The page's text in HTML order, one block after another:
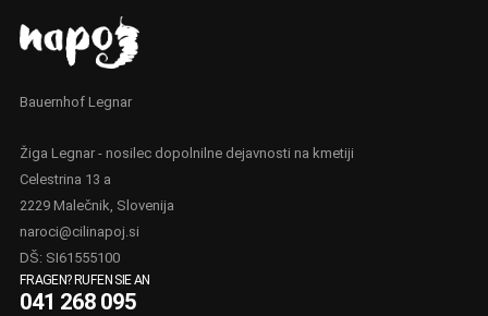
Bauernhof Legnar
Žiga Legnar - nosilec dopolnilne dejavnosti na kmetiji
Celestrina 13 a
2229 Malečnik, Slovenija
naroci@cilinapoj.si
DŠ: SI61555100
FRAGEN? RUFEN SIE AN
041 268 095